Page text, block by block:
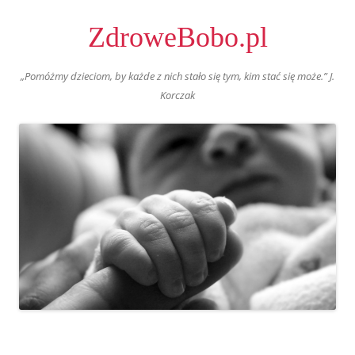
ZdroweBobo.pl
„Pomóżmy dzieciom, by każde z nich stało się tym, kim stać się może.” J.
Korczak